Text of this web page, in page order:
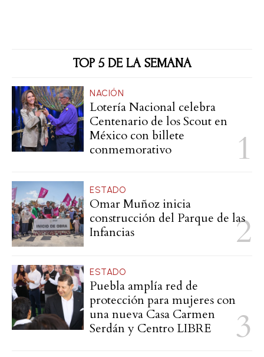
TOP 5 DE LA SEMANA
NACIÓN
Lotería Nacional celebra
Centenario de los Scout en
México con billete
conmemorativo
ESTADO
Omar Muñoz inicia
construcción del Parque de las
Infancias
ESTADO
Puebla amplía red de
protección para mujeres con
una nueva Casa Carmen
Serdán y Centro LIBRE